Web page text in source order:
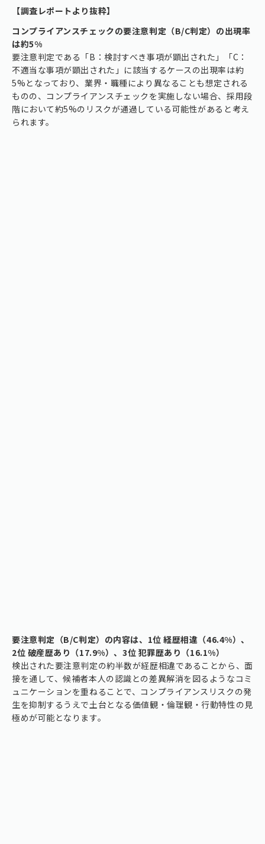
【調査レポートより抜粋】
コンプライアンスチェックの要注意判定（B/C判定）の出現率
は約5%
要注意判定である「B：検討すべき事項が顕出された」「C：
不適当な事項が顕出された」に該当するケースの出現率は約
5%となっており、業界・職種により異なることも想定される
ものの、コンプライアンスチェックを実施しない場合、採用段
階において約5%のリスクが通過している可能性があると考え
られます。
要注意判定（B/C判定）の内容は、1位 経歴相違（46.4%）、
2位 破産歴あり（17.9%）、3位 犯罪歴あり（16.1%）
検出された要注意判定の約半数が経歴相違であることから、面
接を通して、候補者本人の認識との差異解消を図るようなコミ
ュニケーションを重ねることで、コンプライアンスリスクの発
生を抑制するうえで土台となる価値観・倫理観・行動特性の見
極めが可能となります。